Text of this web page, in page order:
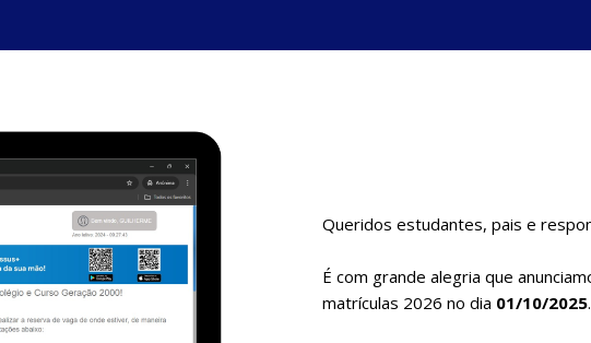
Queridos estudantes, pais e
É com grande alegria que
matrículas 2026 no dia 01/10/2025.